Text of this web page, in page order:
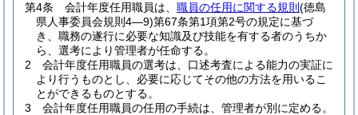
第4条
会計年度任用職員は、 職員の任用に関する規則 (徳島
県人事委員会規則4―9)第67条第1項第2号の規定に基づ
き、職務の遂行に必要な知識及び技能を有する者のうちか
ら、選考により管理者が任命する。
2
会計年度任用職員の選考は、口述考査による能力の実証に
より行うものとし、必要に応じてその他の方法を用いるこ
とができるものとする。
3
会計年度任用職員の任用の手続は、管理者が別に定める。